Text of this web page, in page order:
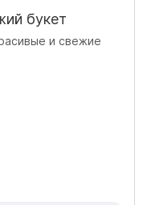
букет
и свежие